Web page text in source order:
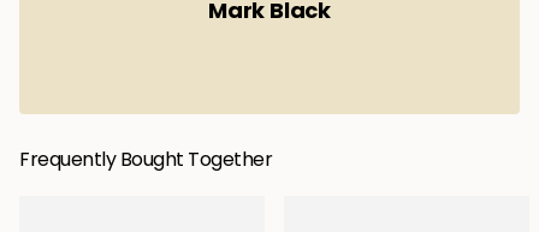
Mark Black
Frequently Bought Together